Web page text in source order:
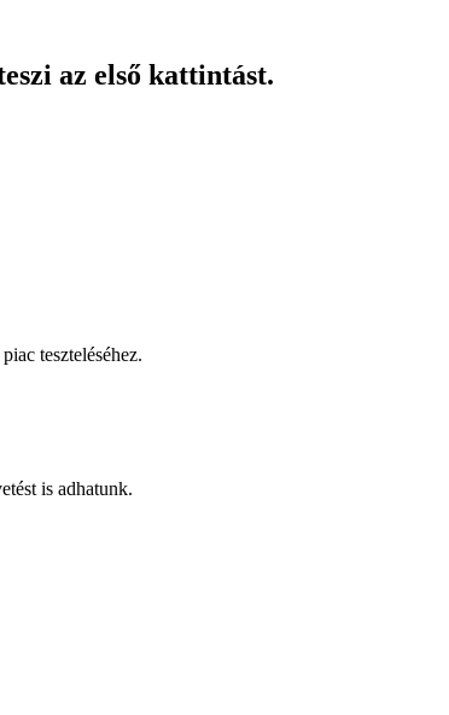
az első kattintást.
teszteléséhez.
is adhatunk.